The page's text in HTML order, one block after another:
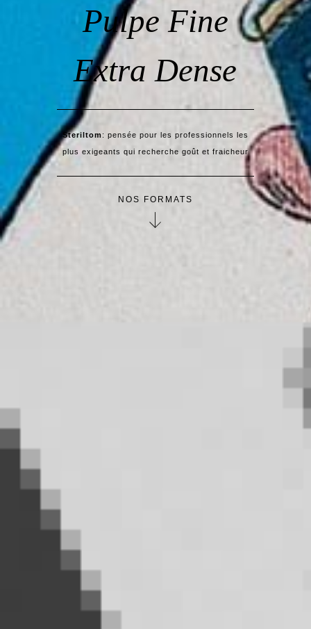
Pulpe Fine
Extra Dense
Steriltom : pensée pour les professionnels les
plus exigeants qui recherche goût et fraicheur
NOS FORMATS